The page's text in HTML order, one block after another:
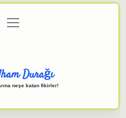
Politikası
menüyü
aç
Durağı
neşe katan fikirler!